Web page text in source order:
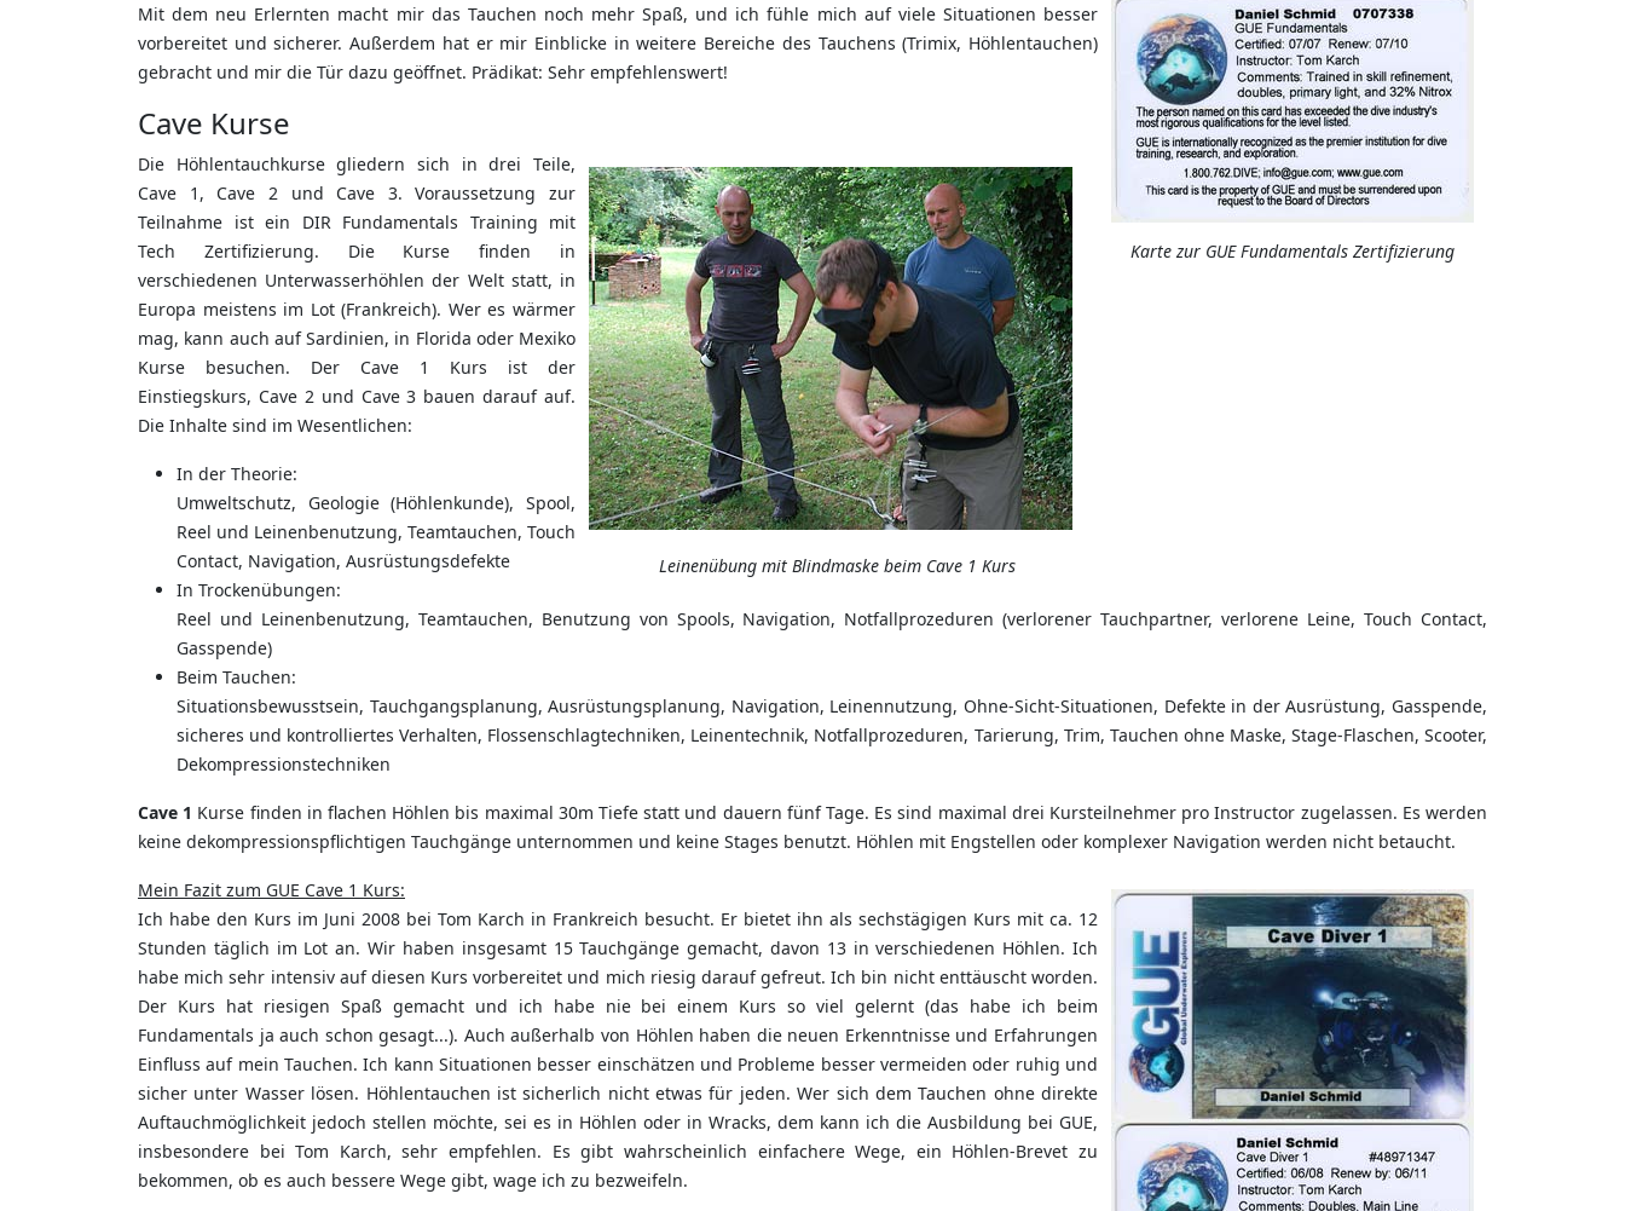
Karte zur GUE Fundamentals Zertifizierung
Mit dem neu Erlernten macht mir das Tauchen noch mehr Spaß, und ich fühle mich auf viele Situationen besser
vorbereitet und sicherer. Außerdem hat er mir Einblicke in weitere Bereiche des Tauchens (Trimix, Höhlentauchen)
gebracht und mir die Tür dazu geöffnet. Prädikat: Sehr empfehlenswert!
Cave Kurse
Leinenübung mit Blindmaske beim Cave 1 Kurs
Die Höhlentauchkurse gliedern sich in drei Teile,
Cave 1, Cave 2 und Cave 3. Voraussetzung zur
Teilnahme ist ein DIR Fundamentals Training mit
Tech Zertifizierung. Die Kurse finden in
verschiedenen Unterwasserhöhlen der Welt statt, in
Europa meistens im Lot (Frankreich). Wer es wärmer
mag, kann auch auf Sardinien, in Florida oder Mexiko
Kurse besuchen. Der Cave 1 Kurs ist der
Einstiegskurs, Cave 2 und Cave 3 bauen darauf auf.
Die Inhalte sind im Wesentlichen:
In der Theorie:
Umweltschutz, Geologie (Höhlenkunde), Spool,
Reel und Leinenbenutzung, Teamtauchen, Touch
Contact, Navigation, Ausrüstungsdefekte
In Trockenübungen:
Reel und Leinenbenutzung, Teamtauchen, Benutzung von Spools, Navigation, Notfallprozeduren (verlorener Tauchpartner, verlorene Leine, Touch Contact,
Gasspende)
Beim Tauchen:
Situationsbewusstsein, Tauchgangsplanung, Ausrüstungsplanung, Navigation, Leinennutzung, Ohne-Sicht-Situationen, Defekte in der Ausrüstung, Gasspende,
sicheres und kontrolliertes Verhalten, Flossenschlagtechniken, Leinentechnik, Notfallprozeduren, Tarierung, Trim, Tauchen ohne Maske, Stage-Flaschen, Scooter,
Dekompressionstechniken
Cave 1 Kurse finden in flachen Höhlen bis maximal 30m Tiefe statt und dauern fünf Tage. Es sind maximal drei Kursteilnehmer pro Instructor zugelassen. Es werden
keine dekompressionspflichtigen Tauchgänge unternommen und keine Stages benutzt. Höhlen mit Engstellen oder komplexer Navigation werden nicht betaucht.
Mein Fazit zum GUE Cave 1 Kurs:
Ich habe den Kurs im Juni 2008 bei Tom Karch in Frankreich besucht. Er bietet ihn als sechstägigen Kurs mit ca. 12
Stunden täglich im Lot an. Wir haben insgesamt 15 Tauchgänge gemacht, davon 13 in verschiedenen Höhlen. Ich
habe mich sehr intensiv auf diesen Kurs vorbereitet und mich riesig darauf gefreut. Ich bin nicht enttäuscht worden.
Der Kurs hat riesigen Spaß gemacht und ich habe nie bei einem Kurs so viel gelernt (das habe ich beim
Fundamentals ja auch schon gesagt...). Auch außerhalb von Höhlen haben die neuen Erkenntnisse und Erfahrungen
Einfluss auf mein Tauchen. Ich kann Situationen besser einschätzen und Probleme besser vermeiden oder ruhig und
sicher unter Wasser lösen. Höhlentauchen ist sicherlich nicht etwas für jeden. Wer sich dem Tauchen ohne direkte
Auftauchmöglichkeit jedoch stellen möchte, sei es in Höhlen oder in Wracks, dem kann ich die Ausbildung bei GUE,
insbesondere bei Tom Karch, sehr empfehlen. Es gibt wahrscheinlich einfachere Wege, ein Höhlen-Brevet zu
bekommen, ob es auch bessere Wege gibt, wage ich zu bezweifeln.